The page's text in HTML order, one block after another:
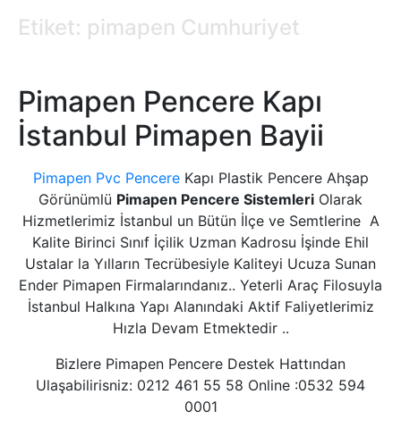
Etiket: pimapen Cumhuriyet
Pimapen Pencere Kapı
İstanbul Pimapen Bayii
Pimapen Pvc PencereKapı Plastik Pencere Ahşap
Görünümlü Pimapen Pencere Sistemleri Olarak
Hizmetlerimiz İstanbul un Bütün İlçe ve Semtlerine A
Kalite Birinci Sınıf İçilik Uzman Kadrosu İşinde Ehil
Ustalar la Yılların Tecrübesiyle Kaliteyi Ucuza Sunan
Ender Pimapen Firmalarındanız.. Yeterli Araç Filosuyla
İstanbul Halkına Yapı Alanındaki Aktif Faliyetlerimiz
Hızla Devam Etmektedir ..
Bizlere Pimapen Pencere Destek Hattından
Ulaşabilirisniz: 0212 461 55 58 Online :0532 594
0001